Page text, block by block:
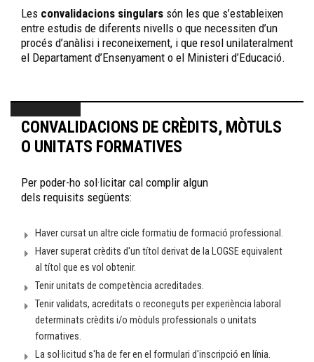
Les convalidacions singulars són les que s’estableixen
entre estudis de diferents nivells o que necessiten d’un
procés d’anàlisi i reconeixement, i que resol unilateralment
el Departament d’Ensenyament o el Ministeri d’Educació.
CONVALIDACIONS DE CRÈDITS, MÒTULS
O UNITATS FORMATIVES
Per poder-ho sol·licitar cal complir algun
dels requisits següents:
Haver cursat un altre cicle formatiu de formació professional.
Haver superat crèdits d'un títol derivat de la LOGSE equivalent
al títol que es vol obtenir.
Tenir unitats de competència acreditades.
Tenir validats, acreditats o reconeguts per experiència laboral
determinats crèdits i/o mòduls professionals o unitats
formatives.
La sol·licitud s'ha de fer en el formulari d'inscripció en línia.